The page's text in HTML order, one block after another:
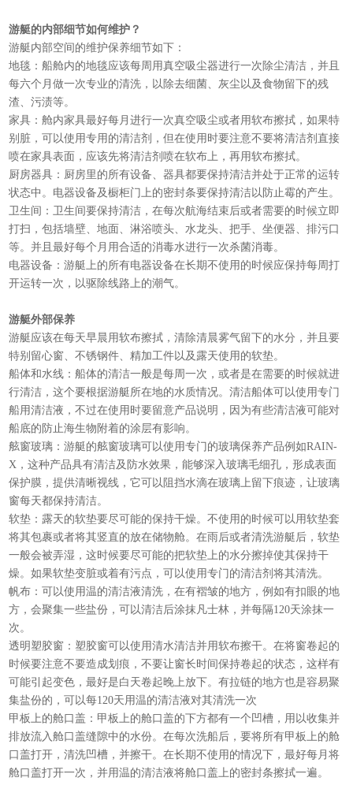
游艇的内部细节如何维护？
游艇内部空间的维护保养细节如下：
地毯：船舱内的地毯应该每周用真空吸尘器进行一次除尘清洁，并且
每六个月做一次专业的清洗，以除去细菌、灰尘以及食物留下的残
渣、污渍等。
家具：舱内家具最好每月进行一次真空吸尘或者用软布擦拭，如果特
别脏，可以使用专用的清洁剂，但在使用时要注意不要将清洁剂直接
喷在家具表面，应该先将清洁剂喷在软布上，再用软布擦拭。
厨房器具：厨房里的所有设备、器具都要保持清洁并处于正常的运转
状态中。电器设备及橱柜门上的密封条要保持清洁以防止霉的产生。
卫生间：卫生间要保持清洁，在每次航海结束后或者需要的时候立即
打扫，包括墙壁、地面、淋浴喷头、水龙头、把手、坐便器、排污口
等。并且最好每个月用合适的消毒水进行一次杀菌消毒。
电器设备：游艇上的所有电器设备在长期不使用的时候应保持每周打
开运转一次，以驱除线路上的潮气。
游艇外部保养
游艇应该在每天早晨用软布擦拭，清除清晨雾气留下的水分，并且要
特别留心窗、不锈钢件、精加工件以及露天使用的软垫。
船体和水线：船体的清洁一般是每周一次，或者是在需要的时候就进
行清洁，这个要根据游艇所在地的水质情况。清洁船体可以使用专门
船用清洁液，不过在使用时要留意产品说明，因为有些清洁液可能对
船底的防止海生物附着的涂层有影响。
舷窗玻璃：游艇的舷窗玻璃可以使用专门的玻璃保养产品例如RAIN-
X，这种产品具有清洁及防水效果，能够深入玻璃毛细孔，形成表面
保护膜，提供清晰视线，它可以阻挡水滴在玻璃上留下痕迹，让玻璃
窗每天都保持清洁。
软垫：露天的软垫要尽可能的保持干燥。不使用的时候可以用软垫套
将其包裹或者将其竖直的放在储物舱。在雨后或者清洗游艇后，软垫
一般会被弄湿，这时候要尽可能的把软垫上的水分擦掉使其保持干
燥。如果软垫变脏或着有污点，可以使用专门的清洁剂将其清洗。
帆布：可以使用温的清洁液清洗，在有褶皱的地方，例如有扣眼的地
方，会聚集一些盐份，可以清洁后涂抹凡士林，并每隔120天涂抹一
次。
透明塑胶窗：塑胶窗可以使用清水清洁并用软布擦干。在将窗卷起的
时候要注意不要造成划痕，不要让窗长时间保持卷起的状态，这样有
可能引起变色，最好是白天卷起晚上放下。有拉链的地方也是容易聚
集盐份的，可以每120天用温的清洁液对其清洗一次
甲板上的舱口盖：甲板上的舱口盖的下方都有一个凹槽，用以收集并
排放流入舱口盖缝隙中的水份。在每次洗船后，要将所有甲板上的舱
口盖打开，清洗凹槽，并擦干。在长期不使用的情况下，最好每月将
舱口盖打开一次，并用温的清洁液将舱口盖上的密封条擦拭一遍。